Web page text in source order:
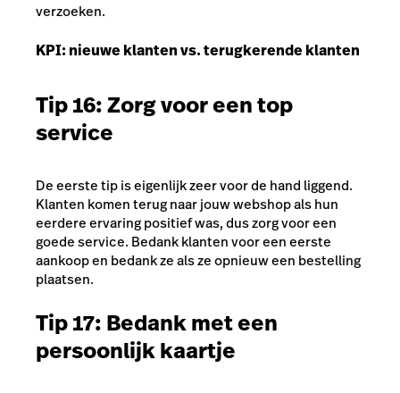
verzoeken.
KPI: nieuwe klanten vs. terugkerende klanten
Tip 16: Zorg voor een top
service
De eerste tip is eigenlijk zeer voor de hand liggend.
Klanten komen terug naar jouw webshop als hun
eerdere ervaring positief was, dus zorg voor een
goede service. Bedank klanten voor een eerste
aankoop en bedank ze als ze opnieuw een bestelling
plaatsen.
Tip 17: Bedank met een
persoonlijk kaartje